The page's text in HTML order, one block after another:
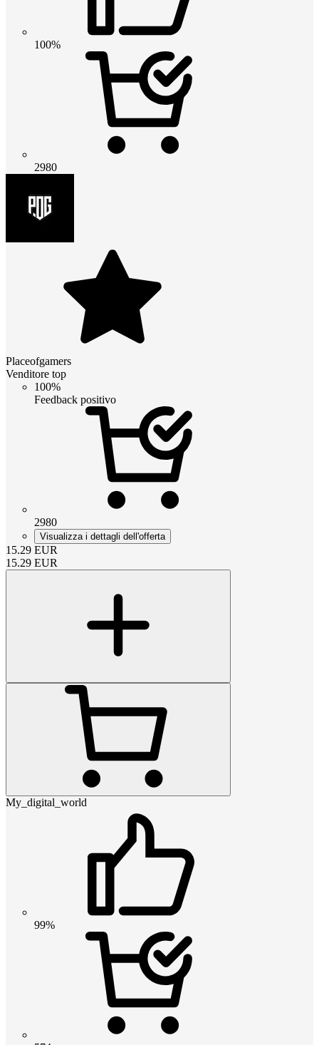
100%
2980
Placeofgamers
Venditore top
100%
Feedback positivo
2980
Visualizza i dettagli dell'offerta
15.29 EUR
15.29 EUR
My_digital_world
99%